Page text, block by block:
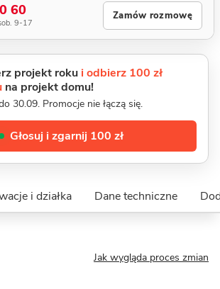
60
9-17
Zamów rozmowę
projekt roku i odbierz 100 zł
na projekt domu!
30.09. Promocje nie łączą się.
Głosuj i zgarnij 100 zł
i działka Dane techniczne
Jak wygląda proces zmian